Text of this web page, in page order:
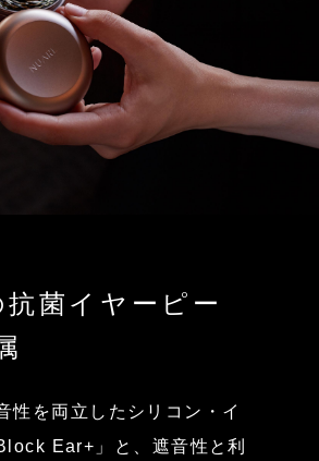
菌イヤーピー
性を両立したシリコン・イ
Ear+」と、遮音性と利